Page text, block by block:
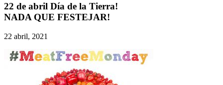
22 de abril Día de la Tierra!
NADA QUE FESTEJAR!
22 abril, 2021